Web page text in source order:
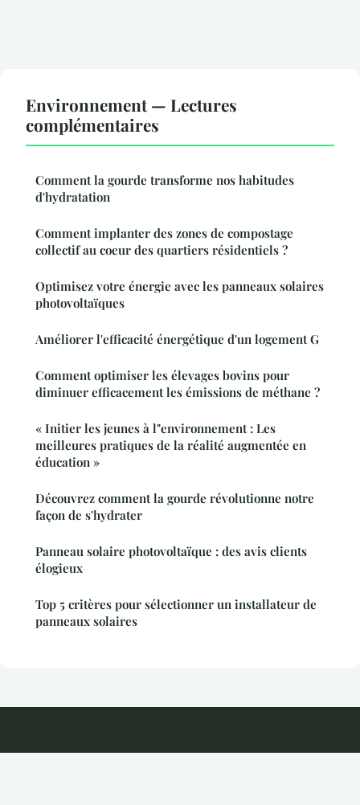
Environnement — Lectures
complémentaires
Comment la gourde transforme nos habitudes
d'hydratation
Comment implanter des zones de compostage
collectif au coeur des quartiers résidentiels ?
Optimisez votre énergie avec les panneaux solaires
photovoltaïques
Améliorer l'efficacité énergétique d'un logement G
Comment optimiser les élevages bovins pour
diminuer efficacement les émissions de méthane ?
« Initier les jeunes à l"environnement : Les
meilleures pratiques de la réalité augmentée en
éducation »
Découvrez comment la gourde révolutionne notre
façon de s'hydrater
Panneau solaire photovoltaïque : des avis clients
élogieux
Top 5 critères pour sélectionner un installateur de
panneaux solaires
Kayira